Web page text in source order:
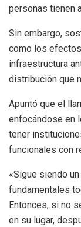
personas tienen
Sin embargo,
como los
infraestructura
distribución que
Apuntó que el
enfocándose en
tener
funcionales con
«Sigue siendo
fundamentales
Entonces, si no
en su lugar,